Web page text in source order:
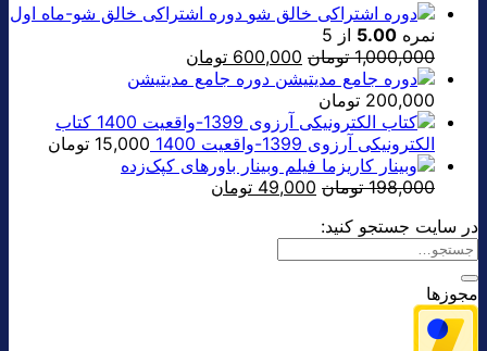
دوره اشتراکی خالق شو-ماه اول
نمره 5.00 از 5
1,000,000 تومان قیمت
اصلی:
بود.
600,000 تومان
فعلی:
دوره جامع مدیتیشن
200,000 تومان
کتاب
الکترونیکی آرزوی 1399-واقعیت 1400
15,000 تومان
فیلم وبینار باورهای کپک‌زده
198,000 تومان قیمت
49,000 تومان
در سایت جستجو کنید:
مجوزها